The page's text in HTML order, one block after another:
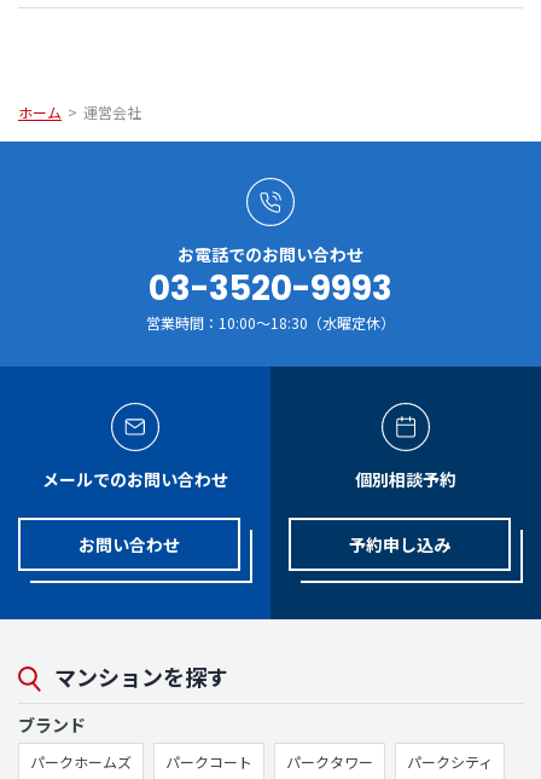
ホーム > 運営会社
お電話でのお問い合わせ
03-3520-9993
営業時間：10:00～18:30（水曜定休）
メールでのお問い合わせ
お問い合わせ
個別相談予約
予約申し込み
マンションを探す
ブランド
パークホームズ パークコート パークタワー パークシティ